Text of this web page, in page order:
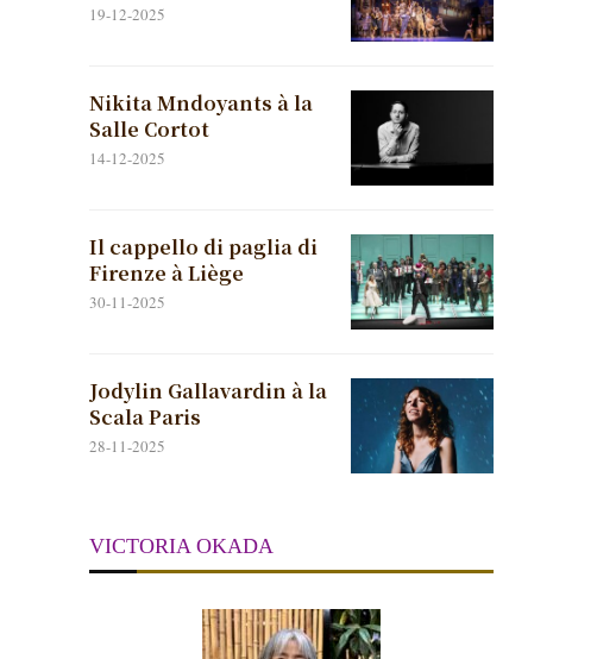
19-12-2025
Nikita Mndoyants à la
Salle Cortot
14-12-2025
Il cappello di paglia di
Firenze à Liège
30-11-2025
Jodylin Gallavardin à la
Scala Paris
28-11-2025
VICTORIA OKADA